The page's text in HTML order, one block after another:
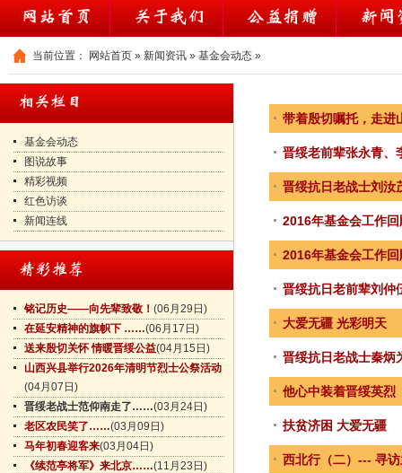
当前位置： 网站首页 » 新闻资讯 » 基金会动态 »
基金会动态
图说故事
精彩视频
红色访谈
新闻连线
铭记历史——向先辈致敬！ (06月29日)
在延安精神的旗帜下 ……(06月17日)
送来殷切关怀 情暖晋绥公益(04月15日)
山西兴县举行2026年清明节烈士公祭活动
(04月07日)
晋绥老战士范仰南走了……(03月24日)
老区农民笑了……(03月09日)
马年初春迎客来(03月04日)
《续范亭将军》来北京……(11月23日)
带着殷切嘱托，走进
晋绥老前辈张永青、
晋绥抗日老战士刘汝
2016年基金会工作
2016年基金会工作
晋绥抗日老前辈刘仲
大爱无疆 光彩明天
晋绥抗日老战士秦炳
他心中装着晋绥英烈
扶贫济困 大爱无疆
西北行（二）--- 寻